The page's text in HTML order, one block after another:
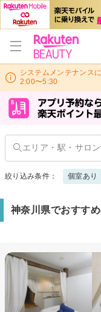
システムメンテナンス
2:00〜5:30
絞り込み条件： 個室あり
神奈川県でおすす